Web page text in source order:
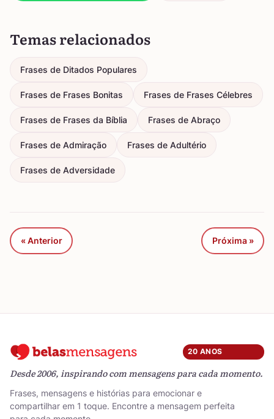
Temas relacionados
Frases de Ditados Populares
Frases de Frases Bonitas Frases de Frases Célebres
Frases de Frases da Bíblia Frases de Abraço
Frases de Admiração Frases de Adultério
Frases de Adversidade
« Anterior Próxima »
20 ANOS
Desde 2006, inspirando com mensagens para cada momento.
Frases, mensagens e histórias para emocionar e
compartilhar em 1 toque. Encontre a mensagem perfeita